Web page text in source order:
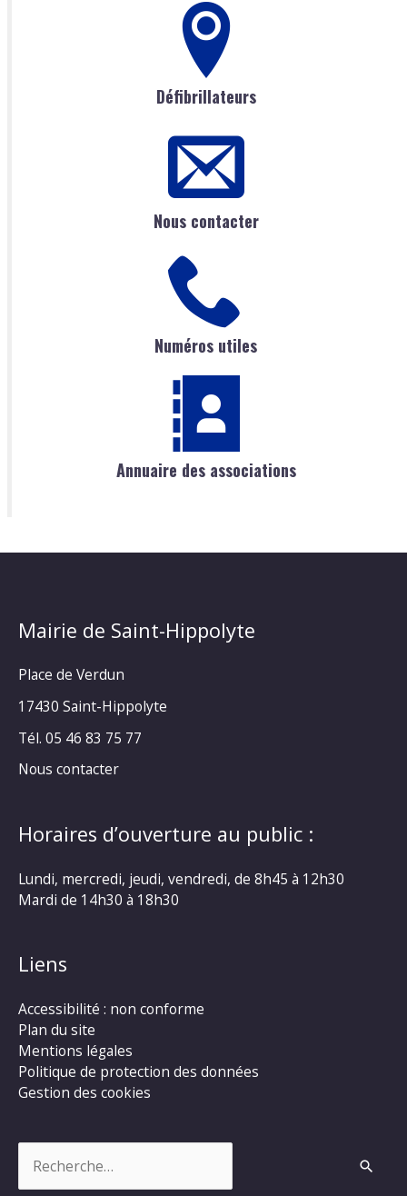
Défibrillateurs
Nous contacter
Numéros utiles
Annuaire des associations
Mairie de Saint-Hippolyte
Place de Verdun
17430 Saint-Hippolyte
Tél. 05 46 83 75 77
Nous contacter
Horaires d’ouverture au public :
Lundi, mercredi, jeudi, vendredi, de 8h45 à 12h30
Mardi de 14h30 à 18h30
Liens
Accessibilité : non conforme
Plan du site
Mentions légales
Politique de protection des données
Gestion des cookies